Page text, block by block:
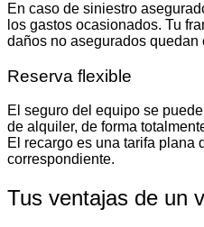
En caso de siniestro
los gastos ocasionados. Tu
daños no asegurados
Reserva flexible
El seguro del equipo se
de alquiler, de forma
El recargo es una tarifa plana
correspondiente.
Tus ventajas de un